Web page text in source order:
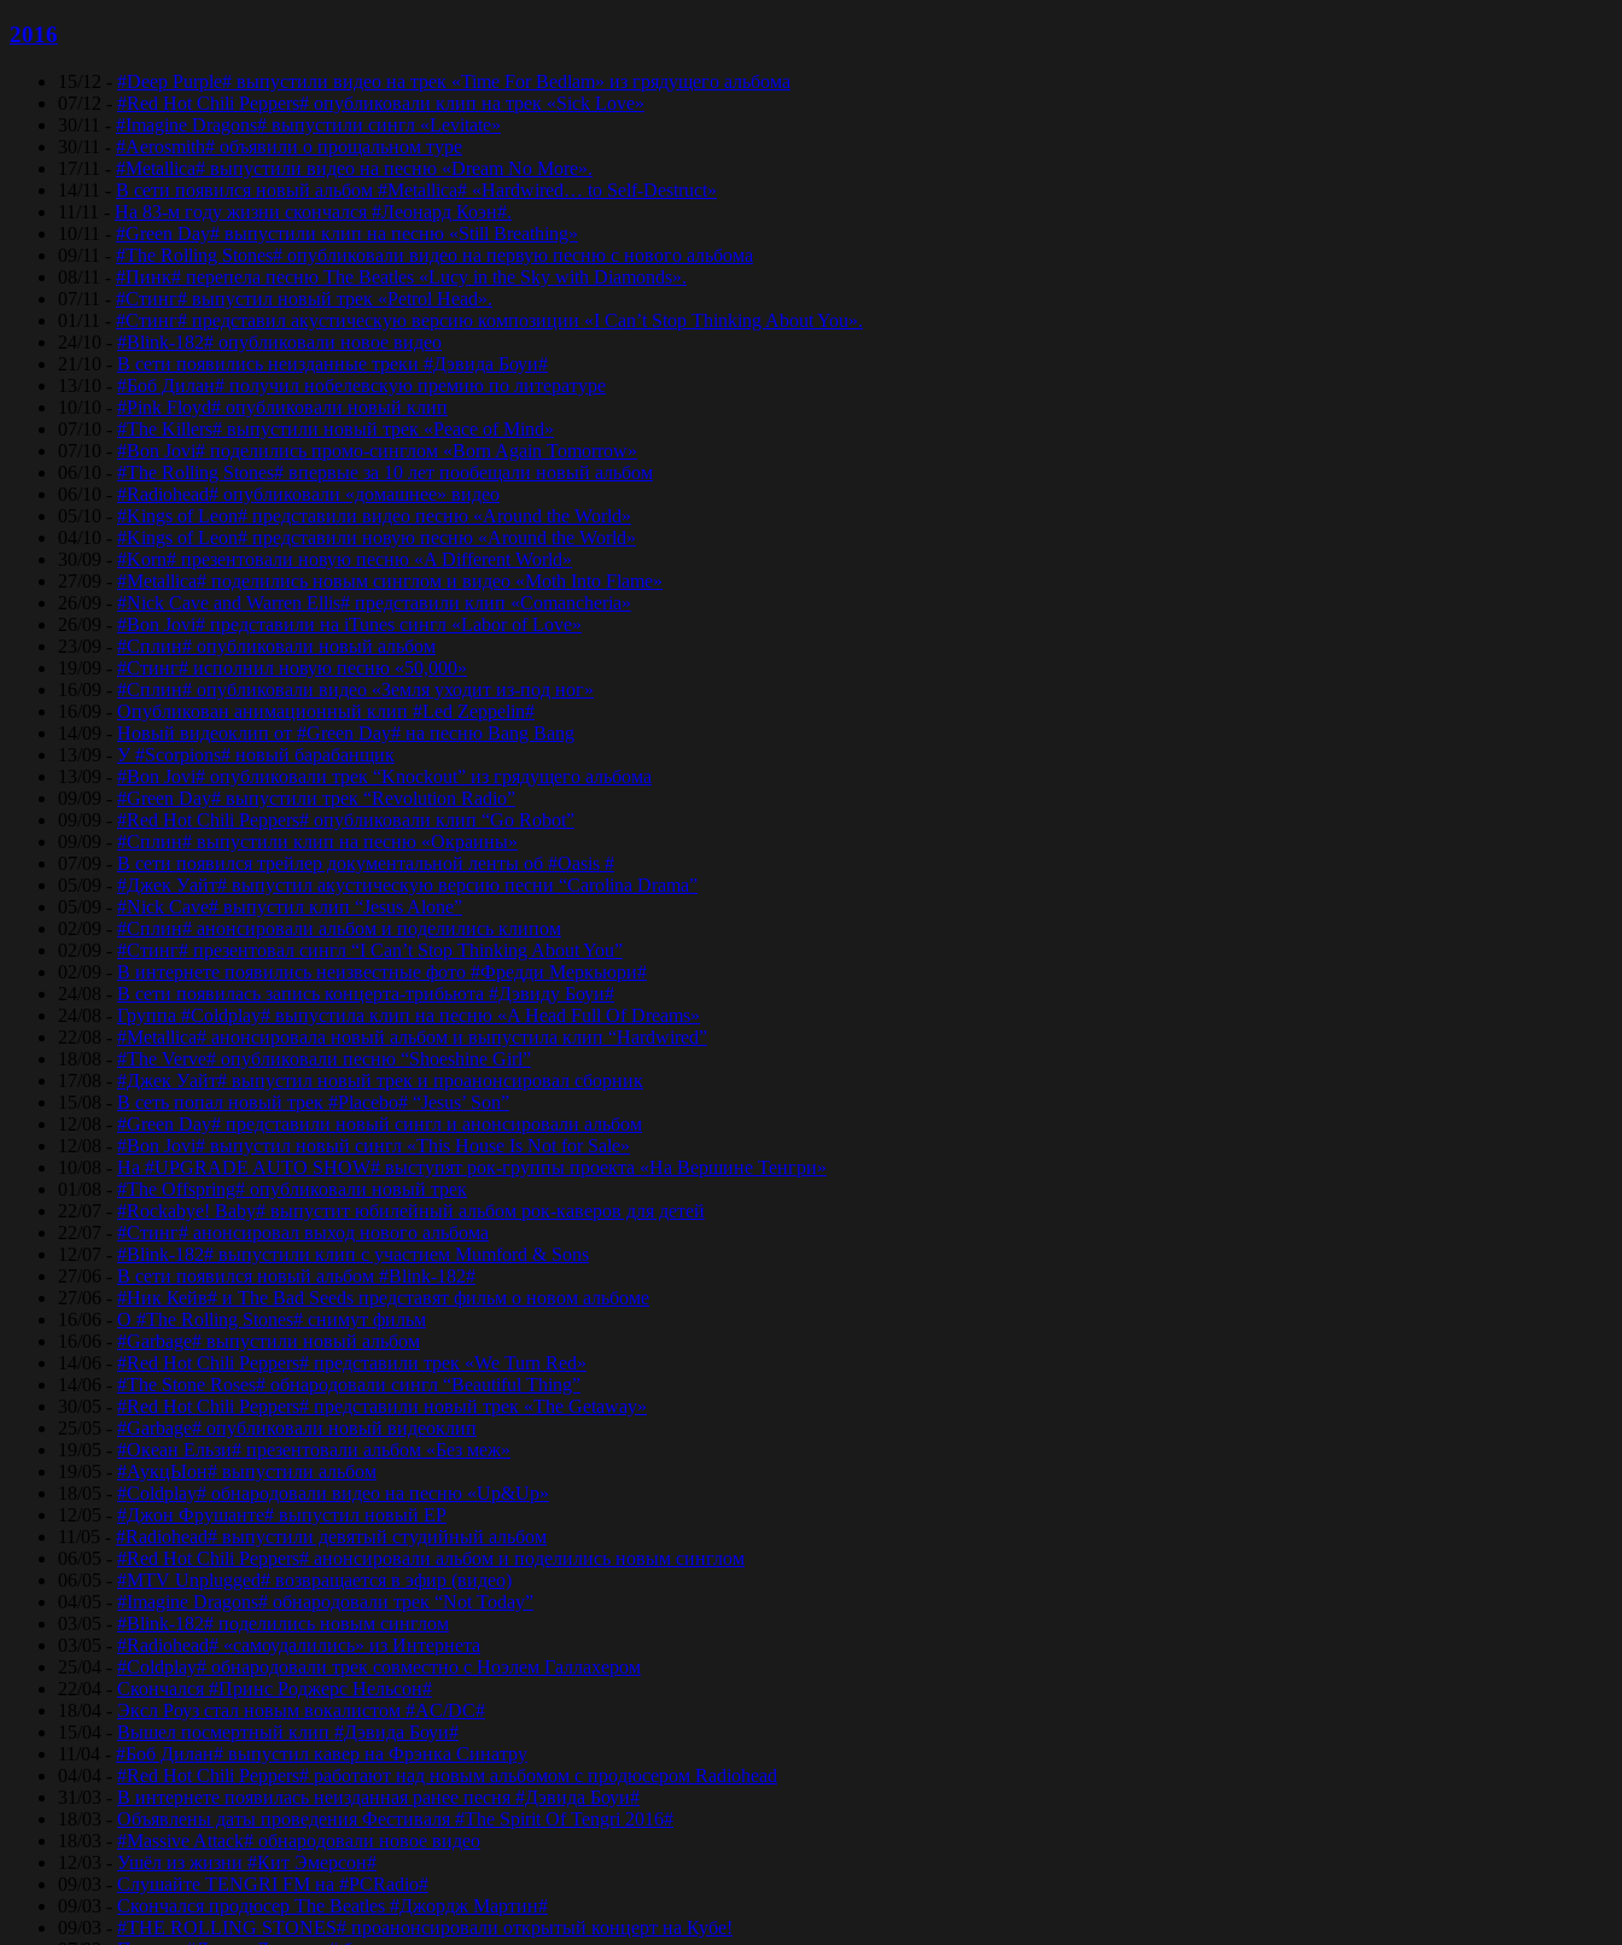
2016
15/12 - #Deep Purple# выпустили видео на трек «Time For Bedlam» из грядущего альбома
07/12 - #Red Hot Chili Peppers# опубликовали клип на трек «Sick Love»
30/11 - #Imagine Dragons# выпустили сингл «Levitate»
30/11 - #Aerosmith# объявили о прощальном туре
17/11 - #Metallica# выпустили видео на песню «Dream No More».
14/11 - В сети появился новый альбом #Metallica# «Hardwired… to Self-Destruct»
11/11 - На 83-м году жизни скончался #Леонард Коэн#.
10/11 - #Green Day# выпустили клип на песню «Still Breathing»
09/11 - #The Rolling Stones# опубликовали видео на первую песню с нового альбома
08/11 - #Пинк# перепела песню The Beatles «Lucy in the Sky with Diamonds».
07/11 - #Стинг# выпустил новый трек «Petrol Head».
01/11 - #Стинг# представил акустическую версию композиции «I Can’t Stop Thinking About You».
24/10 - #Blink-182# опубликовали новое видео
21/10 - В сети появились неизданные треки #Дэвида Боуи#
13/10 - #Боб Дилан# получил нобелевскую премию по литературе
10/10 - #Pink Floyd# опубликовали новый клип
07/10 - #The Killers# выпустили новый трек «Peace of Mind»
07/10 - #Bon Jovi# поделились промо-синглом «Born Again Tomorrow»
06/10 - #The Rolling Stones# впервые за 10 лет пообещали новый альбом
06/10 - #Radiohead# опубликовали «домашнее» видео
05/10 - #Kings of Leon# представили видео песню «Around the World»
04/10 - #Kings of Leon# представили новую песню «Around the World»
30/09 - #Korn# презентовали новую песню «A Different World»
27/09 - #Metallica# поделились новым синглом и видео «Moth Into Flame»
26/09 - #Nick Cave and Warren Ellis# представили клип «Comancheria»
26/09 - #Bon Jovi# представили на iTunes сингл «Labor of Love»
23/09 - #Сплин# опубликовали новый альбом
19/09 - #Стинг# исполнил новую песню «50,000»
16/09 - #Сплин# опубликовали видео «Земля уходит из-под ног»
16/09 - Опубликован анимационный клип #Led Zeppelin#
14/09 - Новый видеоклип от #Green Day# на песню Bang Bang
13/09 - У #Scorpions# новый барабанщик
13/09 - #Bon Jovi# опубликовали трек “Knockout” из грядущего альбома
09/09 - #Green Day# выпустили трек “Revolution Radio”
09/09 - #Red Hot Chili Peppers# опубликовали клип “Go Robot”
09/09 - #Сплин# выпустили клип на песню «Окраины»
07/09 - В сети появился трейлер документальной ленты об #Oasis #
05/09 - #Джек Уайт# выпустил акустическую версию песни “Carolina Drama”
05/09 - #Nick Cave# выпустил клип “Jesus Alone”
02/09 - #Сплин# анонсировали альбом и поделились клипом
02/09 - #Стинг# презентовал сингл “I Can’t Stop Thinking About You”
02/09 - В интернете появились неизвестные фото #Фредди Меркьюри#
24/08 - В сети появилась запись концерта-трибьюта #Дэвиду Боуи#
24/08 - Группа #Coldplay# выпустила клип на песню «A Head Full Of Dreams»
22/08 - #Metallica# анонсировала новый альбом и выпустила клип “Hardwired”
18/08 - #The Verve# опубликовали песню “Shoeshine Girl”
17/08 - #Джек Уайт# выпустил новый трек и проанонсировал сборник
15/08 - В сеть попал новый трек #Placebo# “Jesus’ Son”
12/08 - #Green Day# представили новый сингл и анонсировали альбом
12/08 - #Bon Jovi# выпустил новый сингл «This House Is Not for Sale»
10/08 - На #UPGRADE AUTO SHOW# выступят рок-группы проекта «На Вершине Тенгри»
01/08 - #The Offspring# опубликовали новый трек
22/07 - #Rockabye! Baby# выпустит юбилейный альбом рок-каверов для детей
22/07 - #Стинг# анонсировал выход нового альбома
12/07 - #Blink-182# выпустили клип с участием Mumford & Sons
27/06 - В сети появился новый альбом #Blink-182#
27/06 - #Ник Кейв# и The Bad Seeds представят фильм о новом альбоме
16/06 - О #The Rolling Stones# снимут фильм
16/06 - #Garbage# выпустили новый альбом
14/06 - #Red Hot Chili Peppers# представили трек «We Turn Red»
14/06 - #The Stone Roses# обнародовали сингл “Beautiful Thing”
30/05 - #Red Hot Chili Peppers# представили новый трек «The Getaway»
25/05 - #Garbage# опубликовали новый видеоклип
19/05 - #Океан Ельзи# презентовали альбом «Без меж»
19/05 - #АукцЫон# выпустили альбом
18/05 - #Coldplay# обнародовали видео на песню «Up&Up»
12/05 - #Джон Фрушанте# выпустил новый ЕР
11/05 - #Radiohead# выпустили девятый студийный альбом
06/05 - #Red Hot Chili Peppers# анонсировали альбом и поделились новым синглом
06/05 - #MTV Unplugged# возвращается в эфир (видео)
04/05 - #Imagine Dragons# обнародовали трек “Not Today”
03/05 - #Blink-182# поделились новым синглом
03/05 - #Radiohead# «самоудалились» из Интернета
25/04 - #Coldplay# обнародовали трек совместно с Ноэлем Галлахером
22/04 - Скончался #Принс Роджерс Нельсон#
18/04 - Эксл Роуз стал новым вокалистом #AC/DC#
15/04 - Вышел посмертный клип #Дэвида Боуи#
11/04 - #Боб Дилан# выпустил кавер на Фрэнка Синатру
04/04 - #Red Hot Chili Peppers# работают над новым альбомом с продюсером Radiohead
31/03 - В интернете появилась неизданная ранее песня #Дэвида Боуи#
18/03 - Объявлены даты проведения Фестиваля #The Spirit Of Tengri 2016#
18/03 - #Massive Attack# обнародовали новое видео
12/03 - Ушёл из жизни #Кит Эмерсон#
09/03 - Слушайте TENGRI FM на #PCRadio#
09/03 - Скончался продюсер The Beatles #Джордж Мартин#
09/03 - #THE ROLLING STONES# проанонсировали открытый концерт на Кубе!